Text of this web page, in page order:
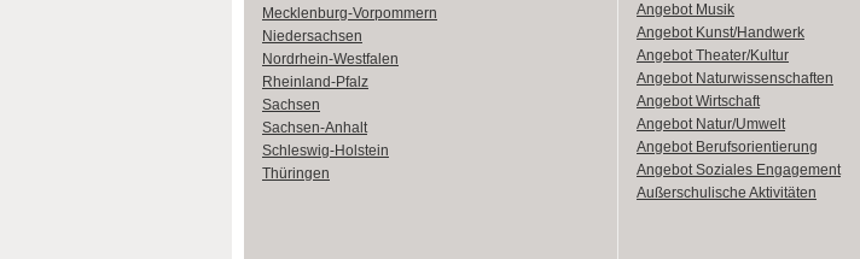
Mecklenburg-Vorpommern
Niedersachsen
Nordrhein-Westfalen
Rheinland-Pfalz
Sachsen
Sachsen-Anhalt
Schleswig-Holstein
Thüringen
Angebot Musik
Angebot Kunst/Handwerk
Angebot Theater/Kultur
Angebot Naturwissenschaften
Angebot Wirtschaft
Angebot Natur/Umwelt
Angebot Berufsorientierung
Angebot Soziales Engagement
Außerschulische Aktivitäten